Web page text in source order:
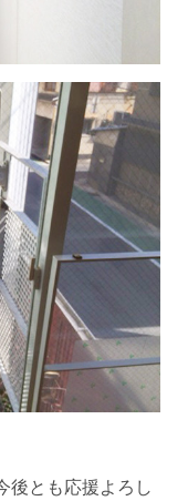
後とも応援よろし